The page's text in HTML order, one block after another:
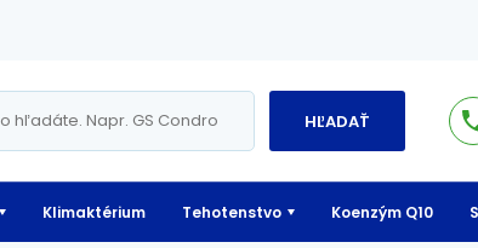
HĽADAŤ
Klimaktérium Tehotenstvo Koenzým Q10